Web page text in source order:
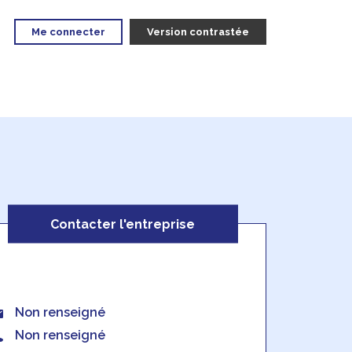
Me connecter Version contrastée
Contacter l'entreprise
Non renseigné
Non renseigné